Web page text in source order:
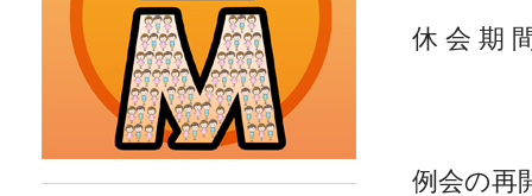
休 会 期
例会の再